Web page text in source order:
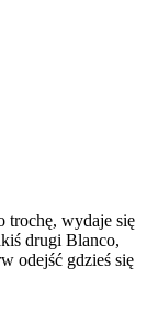
trochę, wydaje się
drugi Blanco,
odejść gdzieś się